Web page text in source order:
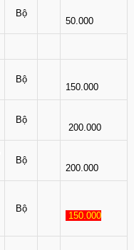
Bộ
50.000
Bộ
150.000
Bộ
200.000
Bộ
200.000
Bộ
150.000